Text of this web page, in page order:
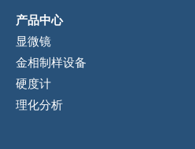
产品中心
显微镜
金相制样设备
硬度计
理化分析